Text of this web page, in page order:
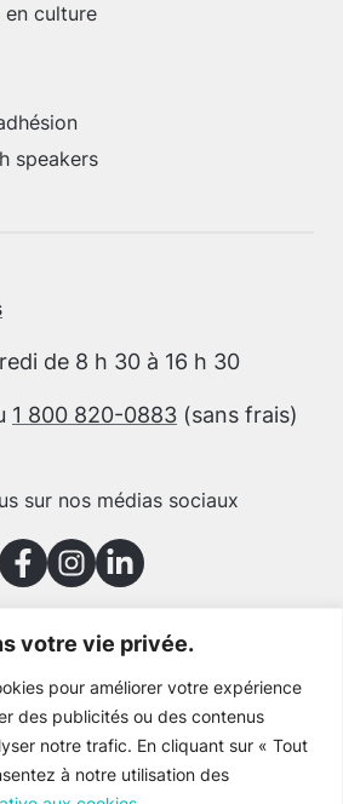
votre vie privée.
pour améliorer votre expérience
des publicités ou des contenus
notre trafic. En cliquant sur « Tout
à notre utilisation des
en culture
speakers
de 8 h 30 à 16 h 30
1 800 820-0883 (sans frais)
sur nos médias sociaux
à nos partenaires